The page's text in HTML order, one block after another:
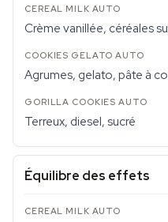
Crème vanillée, céréales
Agrumes, gelato, pâte à
Terreux, diesel, sucré
Équilibre des effets